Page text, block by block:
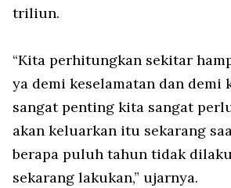
triliun.
“Kita perhitungkan sekitar
ya demi keselamatan dan demi
sangat penting kita sangat
akan keluarkan itu sekarang
berapa puluh tahun tidak
sekarang lakukan,” ujarnya.